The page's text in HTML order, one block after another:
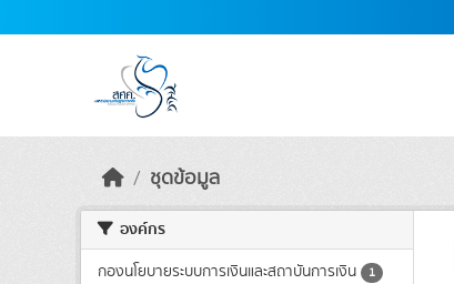
ชุดข้อมูล
องค์กร
กองนโยบายระบบการเงินและสถาบันการเงิน 1